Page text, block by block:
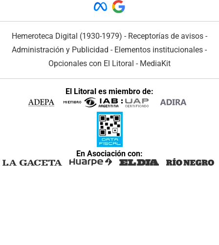
Hemeroteca Digital (1930-1979) - Receptorías de avisos -
Administración y Publicidad - Elementos institucionales -
Opcionales con El Litoral - MediaKit
El Litoral es miembro de:
En Asociación con: